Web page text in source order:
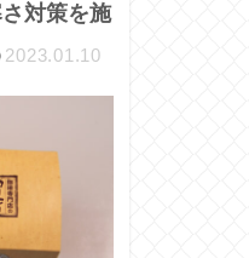
対策を施
2023.01.10